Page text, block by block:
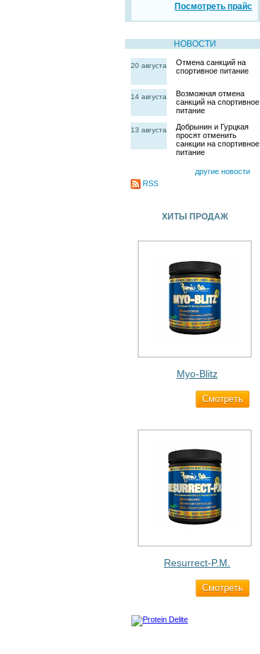
Посмотреть прайс
НОВОСТИ
20 августа
Отмена санкций на
спортивное питание
14 августа
Возможная отмена
санкций на спортивное
питание
13 августа
Добрынин и Гурцкая
просят отменить
санкции на спортивное
питание
другие новости
RSS
ХИТЫ ПРОДАЖ
Myo-Blitz
Cмотреть
Resurrect-P.M.
Cмотреть